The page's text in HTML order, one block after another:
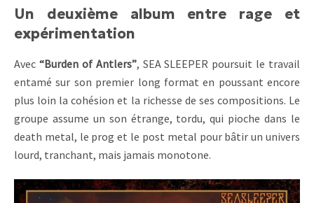
Un deuxième album entre rage et
expérimentation
Avec “Burden of Antlers”, SEA SLEEPER poursuit le travail
entamé sur son premier long format en poussant encore
plus loin la cohésion et la richesse de ses compositions. Le
groupe assume un son étrange, tordu, qui pioche dans le
death metal, le prog et le post metal pour bâtir un univers
lourd, tranchant, mais jamais monotone.